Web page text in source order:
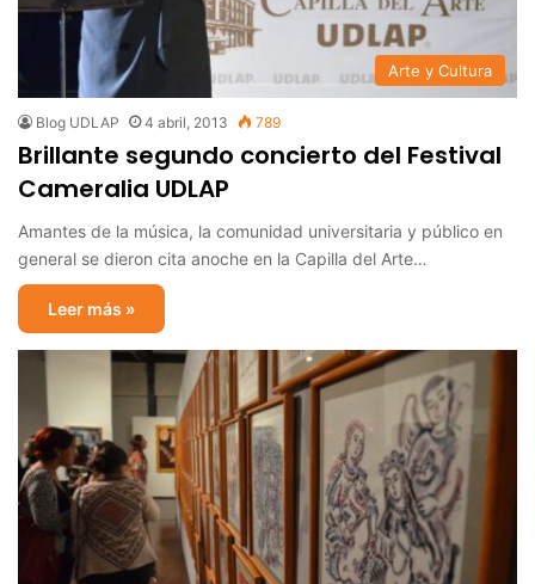
Arte y Cultura
Blog UDLAP 4 abril, 2013 789
Brillante segundo concierto del Festival
Cameralia UDLAP
Amantes de la música, la comunidad universitaria y público en
general se dieron cita anoche en la Capilla del Arte…
Leer más »